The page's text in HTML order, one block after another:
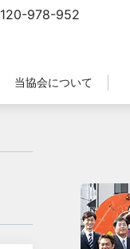
当協会について